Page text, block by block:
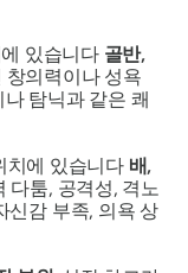
있습니다 골반,
창의력이나 성욕
탐닉과 같은 쾌
치에 있습니다 배,
다툼, 공격성, 격노
신감 부족, 의욕 상